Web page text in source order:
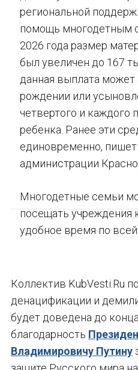
региональной
помощь многодетным
2026 года размер
был увеличен до 167
данная выплата может
рождении или
четвертого и каждого
ребенка. Ранее эти
единовременно,
администрации
Многодетные семьи
посещать учреждения
удобное время по
Коллектив KubVesti.Ru
денацификации и
будет доведена до
благодарность
Владимировичу Путину